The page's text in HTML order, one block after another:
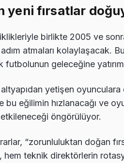
yeni fırsatlar
birlikte 2005 ve
atmaları kolaylaşacak.
futbolunun geleceğine
yetişen
bu eğilimin hızlanacağı ve
öngörülüyor.
“zorunluluktan doğan
hem teknik direktörlerin